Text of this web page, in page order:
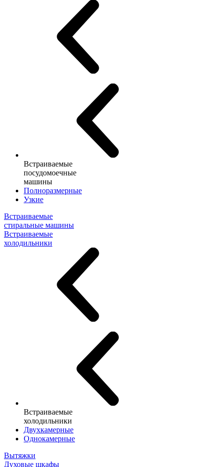
Встраиваемые
посудомоечные
машины
Полноразмерные
Узкие
Встраиваемые
стиральные машины
Встраиваемые
холодильники
Встраиваемые
холодильники
Двухкамерные
Однокамерные
Вытяжки
Духовые шкафы